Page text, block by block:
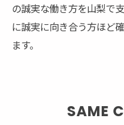
の誠実な働き方を山梨で
に誠実に向き合う方ほど
ます。
SAME